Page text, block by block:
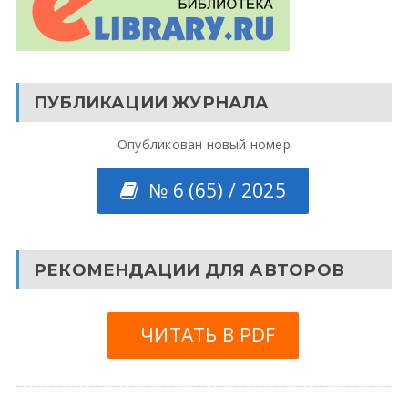
ПУБЛИКАЦИИ ЖУРНАЛА
Опубликован новый номер
№ 6 (65) / 2025
РЕКОМЕНДАЦИИ ДЛЯ АВТОРОВ
ЧИТАТЬ В PDF